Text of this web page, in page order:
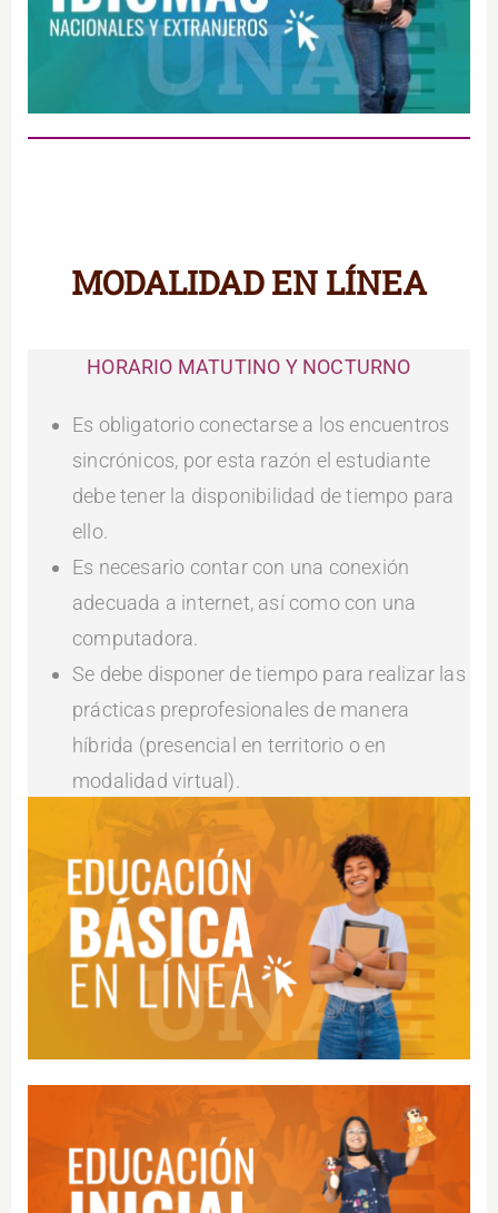
Extranjeros
MODALIDAD EN LÍNEA
HORARIO MATUTINO Y NOCTURNO
Es obligatorio conectarse a los encuentros
sincrónicos, por esta razón el estudiante
debe tener la disponibilidad de tiempo para
ello.
Es necesario contar con una conexión
adecuada a internet, así como con una
computadora.
Se debe disponer de tiempo para realizar las
prácticas preprofesionales de manera
híbrida (presencial en territorio o en
modalidad virtual).
Educación Básica – En Línea